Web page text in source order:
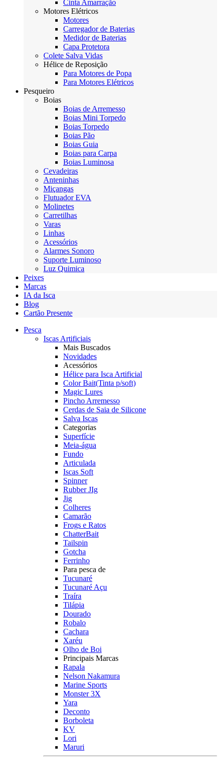
Cinta Amarração
Motores Elétricos
Motores
Carregador de Baterias
Medidor de Baterias
Capa Protetora
Colete Salva Vidas
Hélice de Reposição
Para Motores de Popa
Para Motores Elétricos
Pesqueiro
Boias
Boias de Arremesso
Boias Mini Torpedo
Boias Torpedo
Boias Pão
Boias Guia
Boias para Carpa
Boias Luminosa
Cevadeiras
Anteninhas
Miçangas
Flutuador EVA
Molinetes
Carretilhas
Varas
Linhas
Acessórios
Alarmes Sonoro
Suporte Luminoso
Luz Quimica
Peixes
Marcas
IA da Isca
Blog
Cartão Presente
Pesca
Iscas Artificiais
Mais Buscados
Novidades
Acessórios
Hélice para Isca Artificial
Color Bait(Tinta p/soft)
Magic Lures
Pincho Arremesso
Cerdas de Saia de Silicone
Salva Iscas
Categorias
Superfície
Meia-água
Fundo
Articulada
Iscas Soft
Spinner
Rubber JIg
Jig
Colheres
Camarão
Frogs e Ratos
ChatterBait
Tailspin
Gotcha
Ferrinho
Para pesca de
Tucunaré
Tucunaré Açu
Traíra
Tilápia
Dourado
Robalo
Cachara
Xaréu
Olho de Boi
Principais Marcas
Rapala
Nelson Nakamura
Marine Sports
Monster 3X
Yara
Deconto
Borboleta
KV
Lori
Maruri